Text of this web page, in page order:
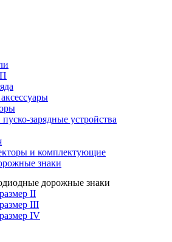
зарядные устройства
и комплектующие
знаки
дорожные знаки
II
III
IV